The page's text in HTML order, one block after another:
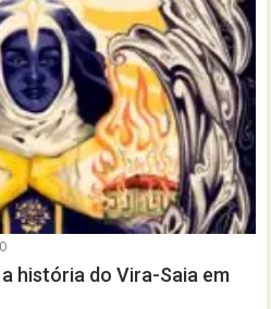
0
história do Vira-Saia em